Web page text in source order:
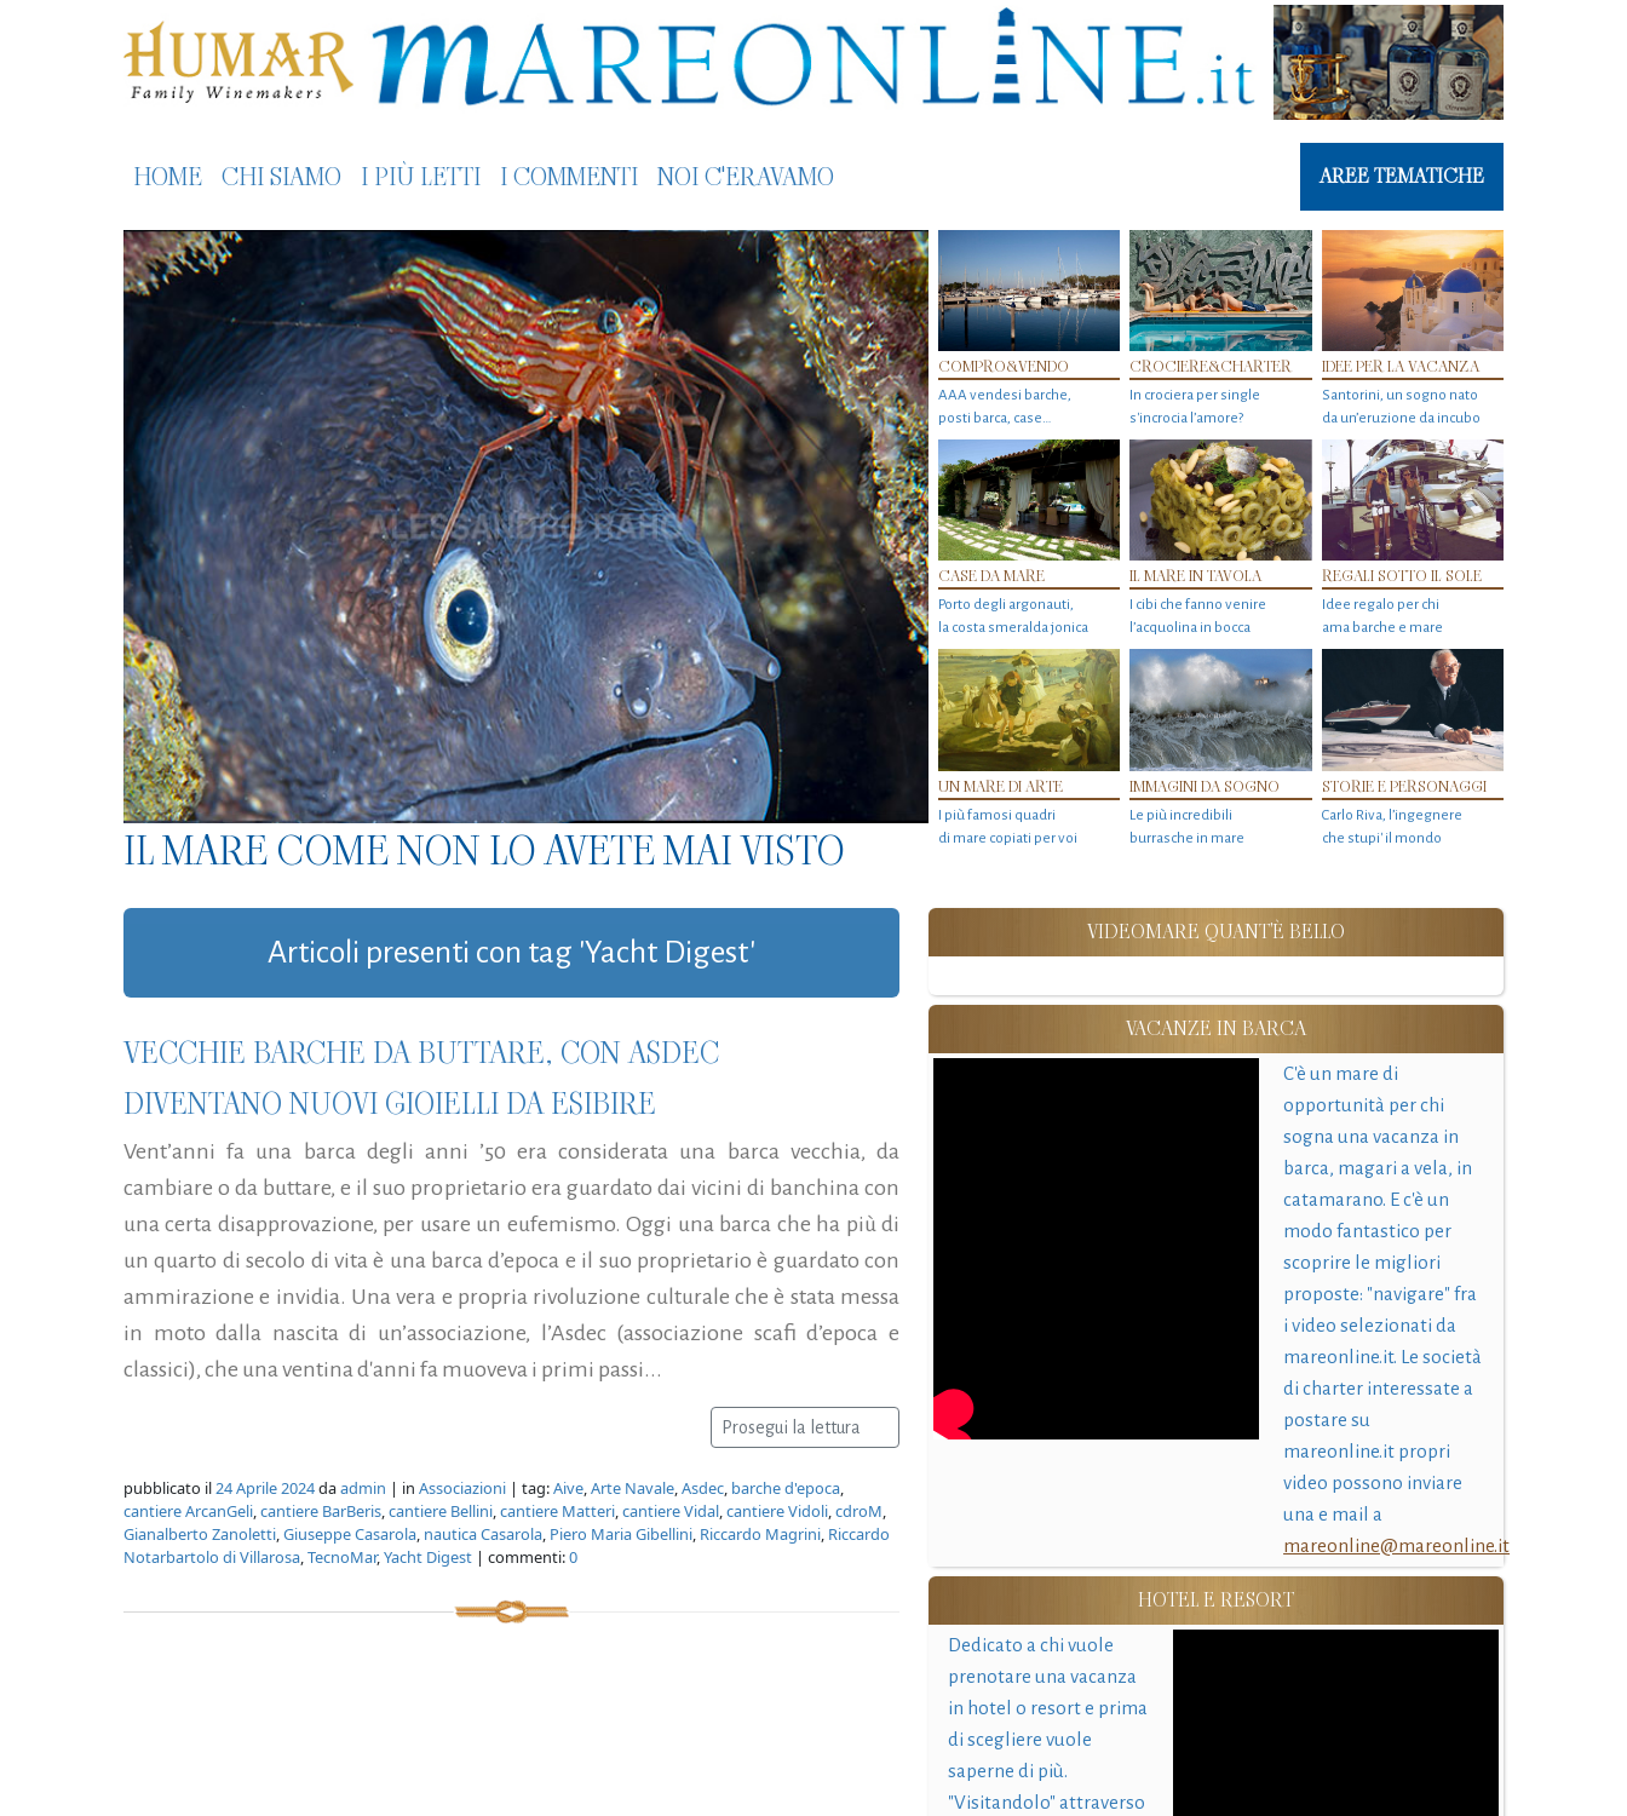
HOME CHI SIAMO I PIÙ LETTI I COMMENTI NOI C'ERAVAMO AREE TEMATICHE
IL MARE COME NON LO AVETE MAI VISTO
COMPRO&VENDO
AAA vendesi barche,
posti barca, case…
CROCIERE&CHARTER
In crociera per single
s'incrocia l’amore?
IDEE PER LA VACANZA
Santorini, un sogno nato
da un’eruzione da incubo
CASE DA MARE
Porto degli argonauti,
la costa smeralda jonica
IL MARE IN TAVOLA
I cibi che fanno venire
l’acquolina in bocca
REGALI SOTTO IL SOLE
Idee regalo per chi
ama barche e mare
UN MARE DI ARTE
I più famosi quadri
di mare copiati per voi
IMMAGINI DA SOGNO
Le più incredibili
burrasche in mare
STORIE E PERSONAGGI
Carlo Riva, l’ingegnere
che stupi' il mondo
Articoli presenti con tag 'Yacht Digest'
VECCHIE BARCHE DA BUTTARE, CON ASDEC
DIVENTANO NUOVI GIOIELLI DA ESIBIRE
Vent’anni fa una barca degli anni ’50 era considerata una barca vecchia, da
cambiare o da buttare, e il suo proprietario era guardato dai vicini di banchina con
una certa disapprovazione, per usare un eufemismo. Oggi una barca che ha più di
un quarto di secolo di vita è una barca d’epoca e il suo proprietario è guardato con
ammirazione e invidia. Una vera e propria rivoluzione culturale che è stata messa
in moto dalla nascita di un’associazione, l’Asdec (associazione scafi d’epoca e
classici), che una ventina d'anni fa muoveva i primi passi...
Prosegui la lettura
pubblicato il24 Aprile 2024daadmin | in Associazioni | tag:Aive,Arte Navale,Asdec, barche d'epoca,
cantiere ArcanGeli,cantiere BarBeris,cantiere Bellini,cantiere Matteri,cantiere Vidal,cantiere Vidoli,cdroM,
Gianalberto Zanoletti,Giuseppe Casarola, nautica Casarola, Piero Maria Gibellini, Riccardo Magrini, Riccardo
Notarbartolo di Villarosa,TecnoMar,Yacht Digest | commenti:0
VIDEOMARE QUANT'È BELLO
VACANZE IN BARCA
C'è un mare di
opportunità per chi
sogna una vacanza in
barca, magari a vela, in
catamarano. E c'è un
modo fantastico per
scoprire le migliori
proposte: "navigare" fra
i video selezionati da
mareonline.it. Le società
di charter interessate a
postare su
mareonline.it propri
video possono inviare
una e mail a
mareonline@mareonline.it
HOTEL E RESORT
Dedicato a chi vuole
prenotare una vacanza
in hotel o resort e prima
di scegliere vuole
saperne di più.
"Visitandolo" attraverso